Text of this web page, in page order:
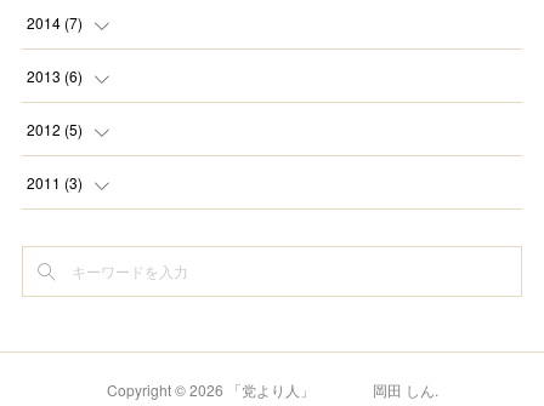
((
(
( )
( )
( )
2014 (7)
( )
( )
(
(1)
2013 (6)
( )
( )
(3
2012 (5)
( )
(
2011 (3)
(
Copyright ©2026 「党より人」 岡田 しん.